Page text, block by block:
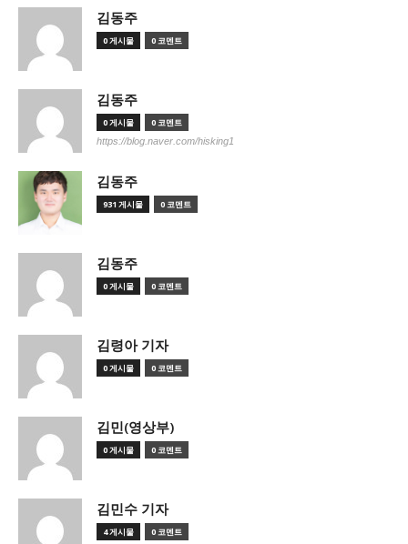
김동주
0 게시물 0 코멘트
김동주
0 게시물 0 코멘트
https://blog.naver.com/hisking1
김동주
931 게시물 0 코멘트
김동주
0 게시물 0 코멘트
김령아 기자
0 게시물 0 코멘트
김민(영상부)
0 게시물 0 코멘트
김민수 기자
4 게시물 0 코멘트